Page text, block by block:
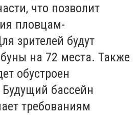
что позволит
пловцам-
зрителей будут
на 72 места. Также
обустроен
бассейн
требованиям